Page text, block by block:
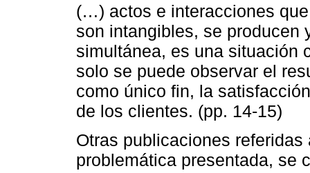
(…) actos e interacciones
son intangibles, se producen
simultánea, es una situación
solo se puede observar el
como único fin, la
de los clientes. (pp. 14-15)
Otras publicaciones
problemática presentada, se